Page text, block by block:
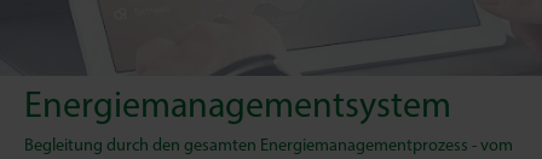
Energiemanagementsystem
Begleitung durch den gesamten Energiemanagementprozess - vom